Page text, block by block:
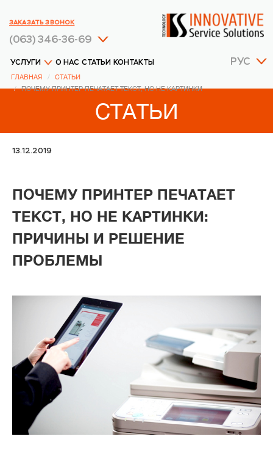
РУС
УСЛУГИ О НАС СТАТЬИ КОНТАКТЫ
(063) 346-36-69
ЗАКАЗАТЬ ЗВОНОК
ГЛАВНАЯ
СТАТЬИ
ПОЧЕМУ ПРИНТЕР ПЕЧАТАЕТ ТЕКСТ, НО НЕ КАРТИНКИ
СТАТЬИ
13.12.2019
ПОЧЕМУ ПРИНТЕР ПЕЧАТАЕТ
ТЕКСТ, НО НЕ КАРТИНКИ:
ПРИЧИНЫ И РЕШЕНИЕ
ПРОБЛЕМЫ